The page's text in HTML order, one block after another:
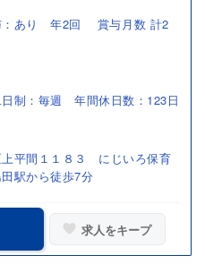
：あり 年2回 賞与月数 計2
制：毎週 年間休日数：123日
平間１１８３ にじいろ保育
駅から徒歩7分
求人をキープ